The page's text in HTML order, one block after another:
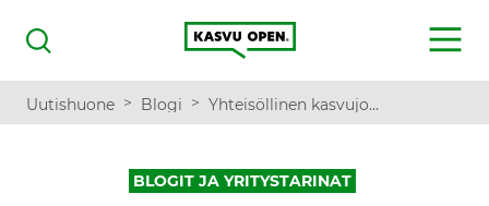
Haku
Kasvu Open
MENU
Uutishuone > Blogi > Yhteisöllinen kasvujohtaminen: Sparrauksen hyödyt omien johtamistaitojen kehittämisessä
BLOGIT JA YRITYSTARINAT